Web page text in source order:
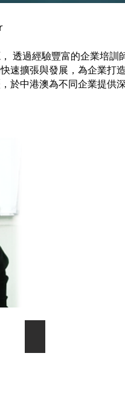
透過經驗豐富的企業培訓
速擴張與發展， 為企業打
於中港澳為不同企業提供